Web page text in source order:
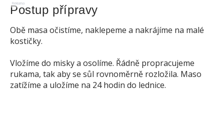
Reklama
Postup přípravy
Obě masa očistíme, naklepeme a nakrájíme na malé
kostičky.
Vložíme do misky a osolíme. Řádně propracujeme
rukama, tak aby se sůl rovnoměrně rozložila. Maso
zatížíme a uložíme na 24 hodin do lednice.